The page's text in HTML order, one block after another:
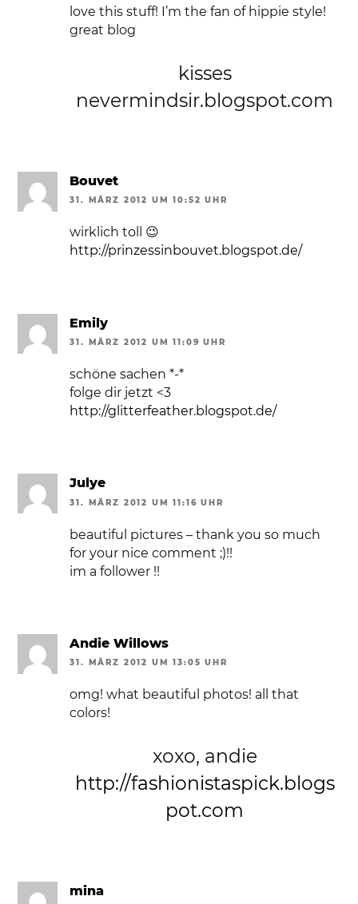
love this stuff! I’m the fan of hippie style!
great blog
kisses
nevermindsir.blogspot.com
Bouvet
31. MÄRZ 2012 UM 10:52 UHR
wirklich toll 😉
http://prinzessinbouvet.blogspot.de/
Emily
31. MÄRZ 2012 UM 11:09 UHR
schöne sachen *-*
folge dir jetzt <3
http://glitterfeather.blogspot.de/
Julye
31. MÄRZ 2012 UM 11:16 UHR
beautiful pictures – thank you so much
for your nice comment ;)!!
im a follower !!
Andie Willows
31. MÄRZ 2012 UM 13:05 UHR
omg! what beautiful photos! all that
colors!
xoxo, andie
http://fashionistaspick.blogs
pot.com
mina